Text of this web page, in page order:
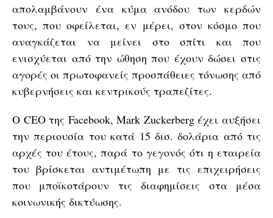
απολαμβάνουν ένα κύμα ανόδου των κερδών
τους, που οφείλεται, εν μέρει, στον κόσμο που
αναγκάζεται να μείνει στο σπίτι και που
ενισχύεται από την ώθηση που έχουν δώσει στις
αγορές οι πρωτοφανείς προσπάθειες τόνωσης από
κυβερνήσεις και κεντρικούς τραπεζίτες.
Ο CEO της Facebook, Mark Zuckerberg έχει αυξήσει
την περιουσία του κατά 15 δισ. δολάρια από τις
αρχές του έτους, παρά το γεγονός ότι η εταιρεία
του βρίσκεται αντιμέτωπη με τις επιχειρήσεις
που μποϊκοτάρουν τις διαφημίσεις στα μέσα
κοινωνικής δικτύωσης.